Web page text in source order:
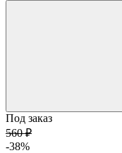
Под заказ
560 ₽
-38%